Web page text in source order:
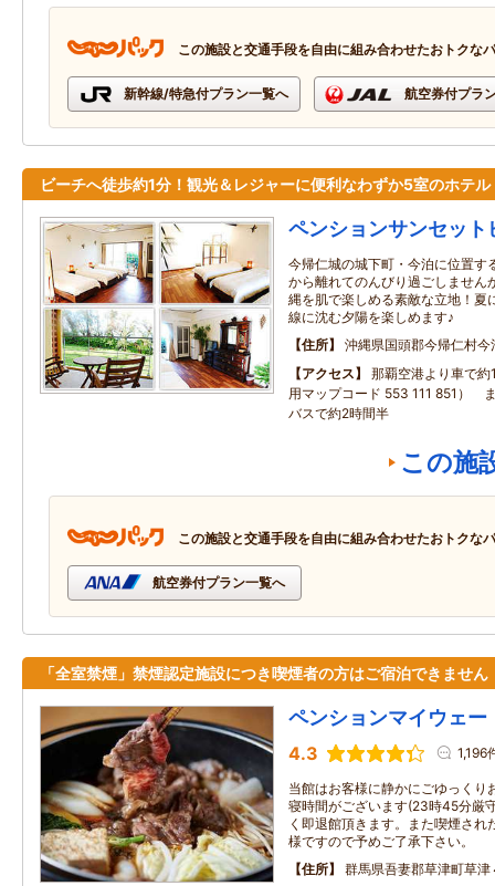
この施設と交通手段を自由に組み合わせたおトクな
新幹線/特急付プラン一覧へ 航空券付プラ
ビーチへ徒歩約1分！観光＆レジャーに便利なわずか5室のホテル
ペンションサンセット
今帰仁城の城下町・今泊に位置す
から離れてのんびり過ごしません
縄を肌で楽しめる素敵な立地！夏
線に沈む夕陽を楽しめます♪
住所
沖縄県国頭郡今帰仁村今
アクセス
那覇空港より車で
用マップコード 553 111 851）
バスで約2時間半
この施
この施設と交通手段を自由に組み合わせたおトクな
航空券付プラン一覧へ
「全室禁煙」禁煙認定施設につき喫煙者の方はご宿泊できません
ペンションマイウェー
4.3 1,196
当館はお客様に静かにごゆっくり
寝時間がございます(23時45分厳
く即退館頂きます。また喫煙さ
様ですので予めご了承下さい。
住所
群馬県吾妻郡草津町草